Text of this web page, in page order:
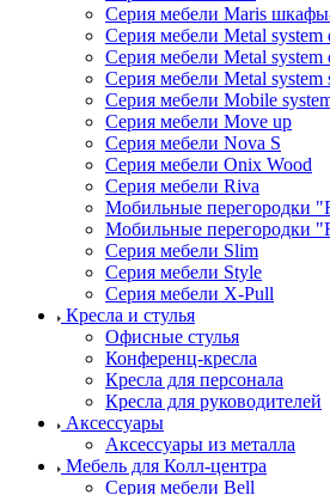
Серия мебели Maris
Серия мебели Metal system
Серия мебели Metal system
Серия мебели Metal system
Серия мебели Mobile
Серия мебели Move up
Серия мебели Nova S
Серия мебели Onix Wood
Серия мебели Riva
Мобильные перегородки
Мобильные перегородки
Серия мебели Slim
Серия мебели Style
Серия мебели X-Pull
Кресла и стулья
Офисные стулья
Конференц-кресла
Кресла для персонала
Кресла для руководителей
Аксессуары
Аксессуары из металла
Мебель для Колл-центра
Серия мебели Bell